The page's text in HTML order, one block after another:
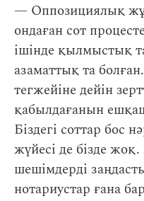
— Оппозициялық
ондаған сот
ішінде қылмыстық
азаматтық та
тегжейіне дейін
қабылдағанын
Біздегі соттар бос
жүйесі де бізде
шешімдерді
нотариустар ғана